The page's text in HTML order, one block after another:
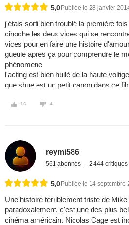
5,0 Publiée le 28 janvier
j'étais sorti bien troublé la première
cinoche les deux vices qui se
vices pour en faire une histoire
gueule aprés ça pour comprendre le
phénomene
l'acting est bien huilé de la haute
que shue est un petit canon dans ce
16 4
reymi586
561 abonnés 2 444 critiques
5,0 Publiée le 14 septembre
Une histoire terriblement triste de
paradoxalement, c'est une des plus
cinéma américain. Nicolas Cage est